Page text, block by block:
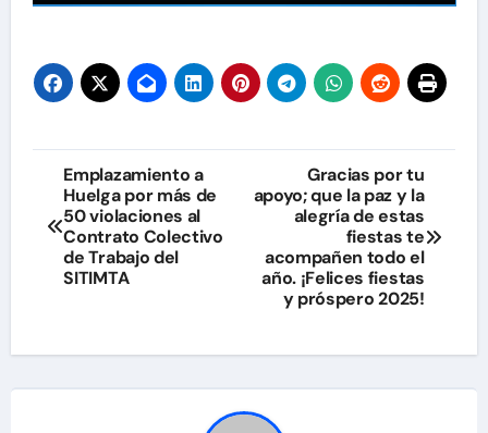
Navegación
de
entradas
Emplazamiento a
Huelga por más de
50 violaciones al
Contrato Colectivo
de Trabajo del
SITIMTA
Gracias por tu
apoyo; que la paz y la
alegría de estas
fiestas te
acompañen todo el
año. ¡Felices fiestas
y próspero 2025!